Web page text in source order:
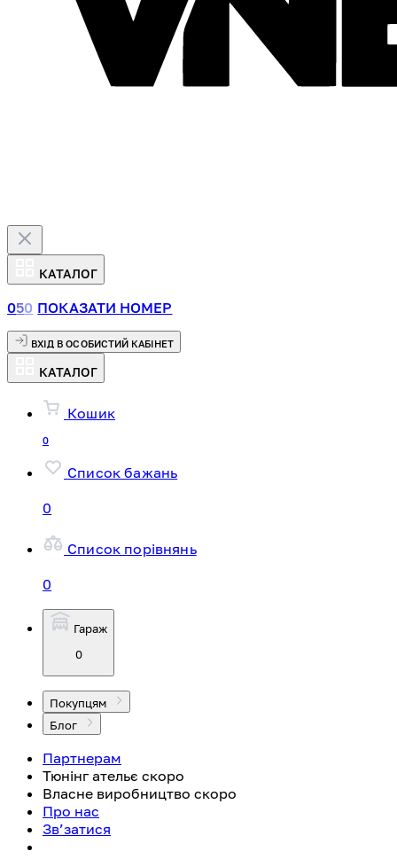
КАТАЛОГ
050 ПОКАЗАТИ НОМЕР
ВХІД В ОСОБИСТИЙ КАБІНЕТ
КАТАЛОГ
Кошик
0
Список бажань
0
Список порівнянь
0
Гараж
0
Покупцям
Блог
Партнерам
Тюнінг ательє скоро
Власне виробництво скоро
Про нас
Зв’затися